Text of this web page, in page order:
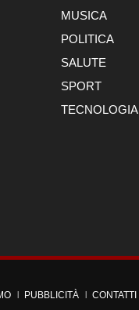
MUSICA
POLITICA
SALUTE
SPORT
TECNOLOGIA
PUBBLICITÀ CONTATTI